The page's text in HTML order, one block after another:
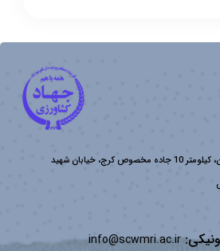
تهران، کیلومتر 10 جاده مخصوص کرج، خیابان شهید
info@scwmri.ac.ir